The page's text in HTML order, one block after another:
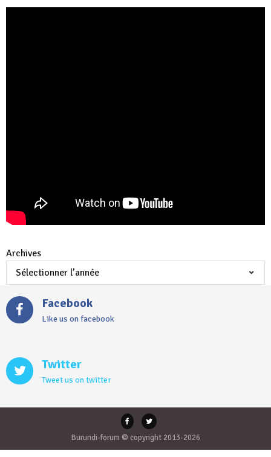
Archives
Facebook
Like us on facebook
Twitter
Tweet us on twitter
Burundi-forum © copyright 2013-2026